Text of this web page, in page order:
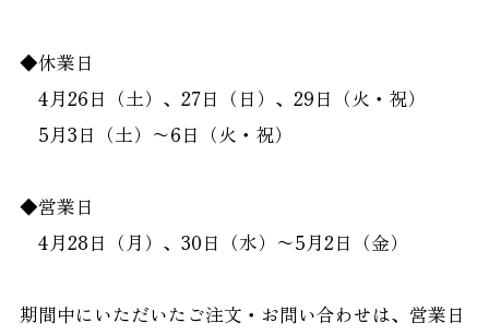
◆休業日
4月26日（土）、27日（日）、29日（火・祝）
5月3日（土）〜6日（火・祝）
◆営業日
4月28日（月）、30日（水）〜5月2日（金）
期間中にいただいたご注文・お問い合わせは、営業日